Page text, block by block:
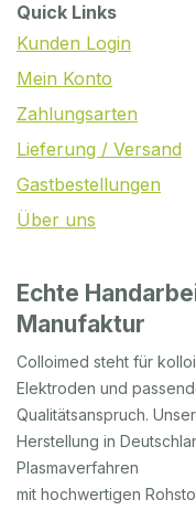
Quick Links
Kunden Login
Mein Konto
Zahlungsarten
Lieferung / Versand
Gastbestellungen
Über uns
Echte
Manufaktur
Colloimed steht für
Elektroden und
Qualitätsanspruch.
Herstellung in
Plasmaverfahren
mit hochwertigen